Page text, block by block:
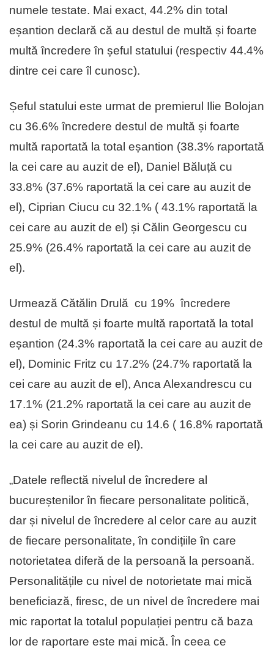
numele testate. Mai exact, 44.2% din total
eșantion declară că au destul de multă și foarte
multă încredere în șeful statului (respectiv 44.4%
dintre cei care îl cunosc).
Șeful statului este urmat de premierul Ilie Bolojan
cu 36.6% încredere destul de multă și foarte
multă raportată la total eșantion (38.3% raportată
la cei care au auzit de el), Daniel Băluță cu
33.8% (37.6% raportată la cei care au auzit de
el), Ciprian Ciucu cu 32.1% ( 43.1% raportată la
cei care au auzit de el) și Călin Georgescu cu
25.9% (26.4% raportată la cei care au auzit de
el).
Urmează Cătălin Drulă cu 19% încredere
destul de multă și foarte multă raportată la total
eșantion (24.3% raportată la cei care au auzit de
el), Dominic Fritz cu 17.2% (24.7% raportată la
cei care au auzit de el), Anca Alexandrescu cu
17.1% (21.2% raportată la cei care au auzit de
ea) și Sorin Grindeanu cu 14.6 ( 16.8% raportată
la cei care au auzit de el).
„Datele reflectă nivelul de încredere al
bucureștenilor în fiecare personalitate politică,
dar și nivelul de încredere al celor care au auzit
de fiecare personalitate, în condițiile în care
notorietatea diferă de la persoană la persoană.
Personalitățile cu nivel de notorietate mai mică
beneficiază, firesc, de un nivel de încredere mai
mic raportat la totalul populației pentru că baza
lor de raportare este mai mică. În ceea ce